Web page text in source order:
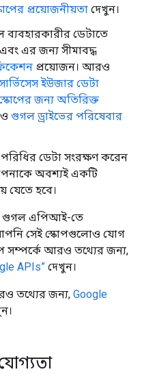
প্রয়োজনীয়তা দেখুন।
ডেটাতে
এর জন্য সীমাবদ্ধ
প্রয়োজন। আরও
ইউজার ডেটা
জন্য অতিরিক্ত
গুগল ড্রাইভের পরিষেবার
পরিধির ডেটা সংরক্ষণ করেন
অবশ্যই একটি
যেতে হবে।
গুগল এপিআই-তে
সেই স্কোপগুলোও যোগ
সম্পর্কে আরও তথ্যের জন্য,
APIs” দেখুন।
তথ্যের জন্য, Google